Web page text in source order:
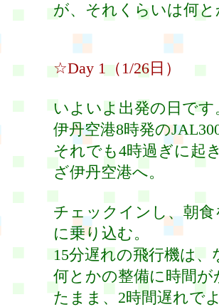
が、それくらいは何
☆Day 1（1/26日）
いよいよ出発の日です
伊丹空港8時発の
それでも4時過ぎに起
ざ伊丹空港へ。
チェックインし、朝
に乗り込む。
15分遅れの飛行機は
何とかの整備に時間
たまま、2時間遅れで